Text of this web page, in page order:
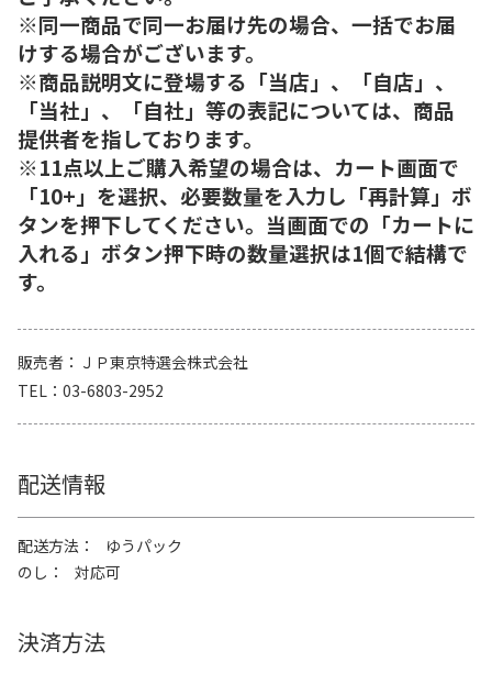
※同一商品で同一お届け先の場合、一括でお届
けする場合がございます。
※商品説明文に登場する「当店」、「自店」、
「当社」、「自社」等の表記については、商品
提供者を指しております。
※11点以上ご購入希望の場合は、カート画面で
「10+」を選択、必要数量を入力し「再計算」ボ
タンを押下してください。当画面での「カートに
入れる」ボタン押下時の数量選択は1個で結構で
す。
販売者
ＪＰ東京特選会株式会社
TEL
03-6803-2952
配送情報
配送方法
ゆうパック
のし
対応可
決済方法